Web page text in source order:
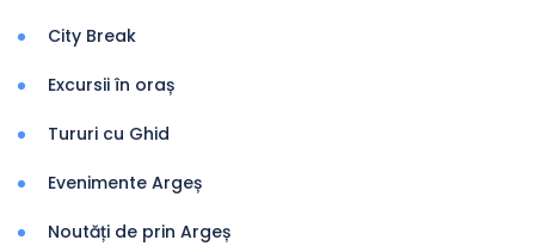
City Break
Excursii în oraș
Tururi cu Ghid
Evenimente Argeș
Noutăți de prin Argeș